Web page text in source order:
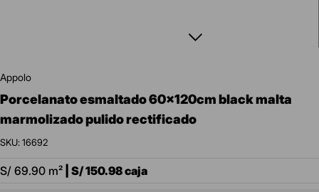
appolo
porcelanato esmaltado 60x120cm black malta
marmolizado pulido rectificado
:16692
S/ 69.90 m² S/150.98caja